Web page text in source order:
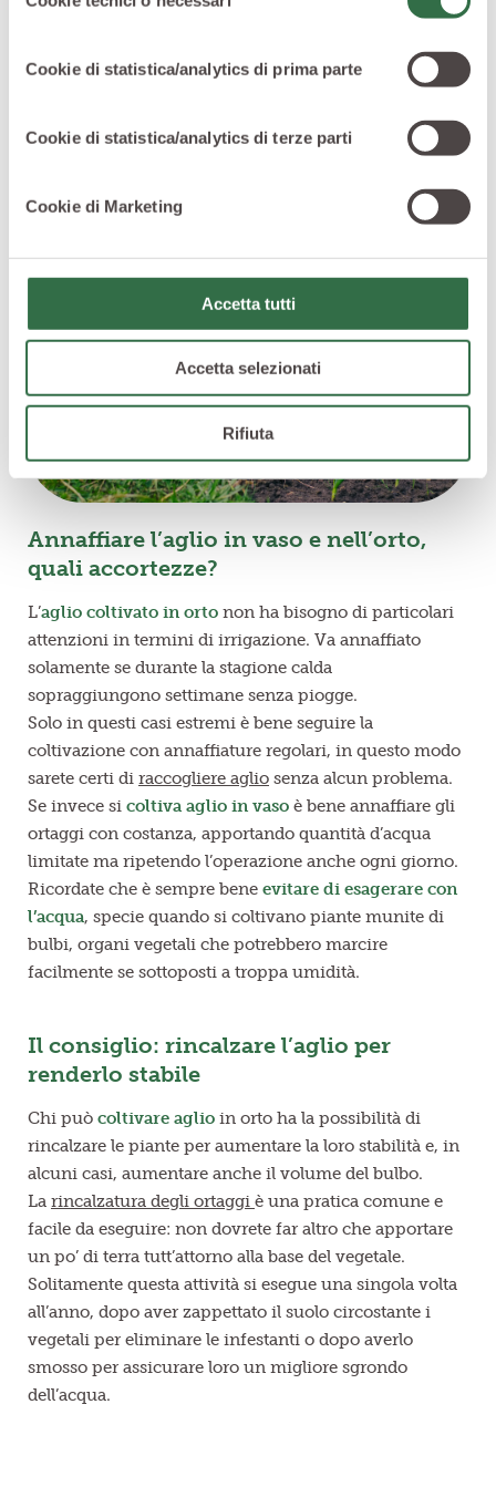
del
Cookie di statistica/analytics di prima parte
Cookie di statistica/analytics di terze parti
Cookie di Marketing
Accetta tutti
Accetta selezionati
Rifiuta
difendere se stesso, riesce a proteggere dai parassiti
Ecco perché si consiglia dipiantare aglio in
taglio, patate, sedano, fragole e pomodori.
Annaffiare l’aglio in vaso e nell’orto,
quali accortezze?
L’aglio coltivato in orto non ha bisogno di particolari
attenzioni in termini di irrigazione. Va annaffiato
solamente se durante la stagione calda
sopraggiungono settimane senza piogge.
Solo in questi casi estremi è bene seguire la
coltivazione con annaffiature regolari, in questo modo
sarete certi di raccogliere aglio senza alcun problema.
Se invece si coltiva aglio in vaso è bene annaffiare gli
ortaggi con costanza, apportando quantità d’acqua
limitate ma ripetendo l’operazione anche ogni giorno.
Ricordate che è sempre bene evitare di esagerare con
l’acqua, specie quando si coltivano piante munite di
bulbi, organi vegetali che potrebbero marcire
facilmente se sottoposti a troppa umidità.
Il consiglio: rincalzare l’aglio per
renderlo stabile
Chi può coltivare aglio in orto ha la possibilità di
rincalzare le piante per aumentare la loro stabilità e, in
alcuni casi, aumentare anche il volume del bulbo.
La rincalzatura degli ortaggi è una pratica comune e
facile da eseguire: non dovrete far altro che apportare
un po’ di terra tutt’attorno alla base del vegetale.
Solitamente questa attività si esegue una singola volta
all’anno, dopo aver zappettato il suolo circostante i
vegetali per eliminare le infestanti o dopo averlo
smosso per assicurare loro un migliore sgrondo
dell’acqua.